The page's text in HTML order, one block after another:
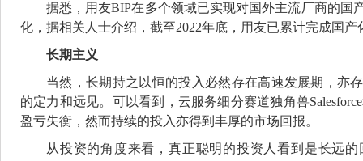
据悉，用友BIP在多个领域已实现对国外主流厂商的国
化，据相关人士介绍，截至2022年底，用友已累计完成国产
长期主义
当然，长期持之以恒的投入必然存在高速发展期，亦
的定力和远见。可以看到，云服务细分赛道独角兽
盈亏失衡，然而持续的投入亦得到丰厚的市场回报。
从投资的角度来看，真正聪明的投资人看到是长远